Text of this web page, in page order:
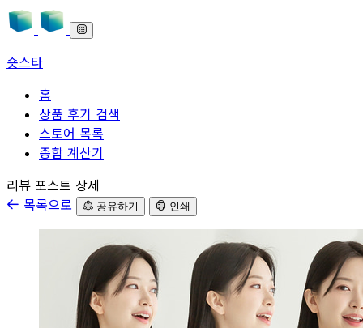
숏스타
홈
상품 후기 검색
스토어 목록
종합 계산기
본문으로 바로가기
리뷰 포스트 상세
목록으로
공유하기 인쇄